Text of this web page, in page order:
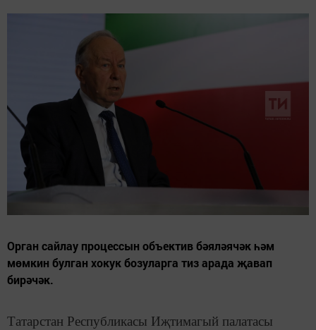
Орган сайлау процессын объектив бәяләячәк һәм
мөмкин булган хокук бозуларга тиз арада җавап
бирәчәк.
Татарстан Республикасы Иҗтимагый палатасы